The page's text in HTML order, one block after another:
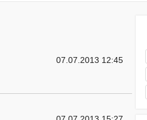
07.07.2013 12:45